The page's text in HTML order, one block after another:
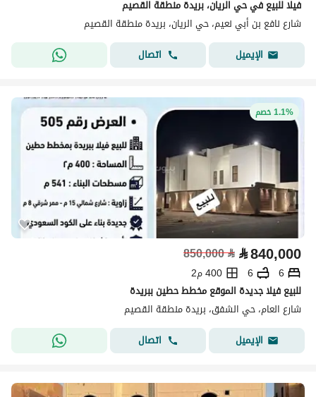
فيلا للبيع في حي الريان، بريدة منطقة القصيم
شارع نافع بن أبي نعيم، حي الريان، بريدة منطقة القصيم
الإيميل
اتصال
1.1% خصم
⃁840,000
⃁
850,000
6
6
400 م2
للبيع فيلا جديدة الموقع مخطط حطين ببريدة
شارع العام، حي الشفق، بريدة منطقة القصيم
الإيميل
اتصال